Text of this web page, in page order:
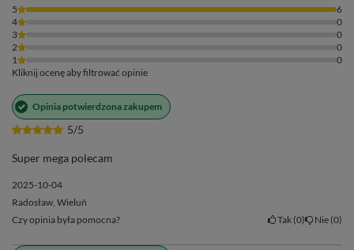
5
6
4
0
3
0
2
0
1
0
Kliknij ocenę aby filtrować opinie
5/5
Opinia potwierdzona zakupem
Super mega polecam
2025-10-04
Radosław, Wieluń
Czy opinia była pomocna?
Tak 0 Nie 0